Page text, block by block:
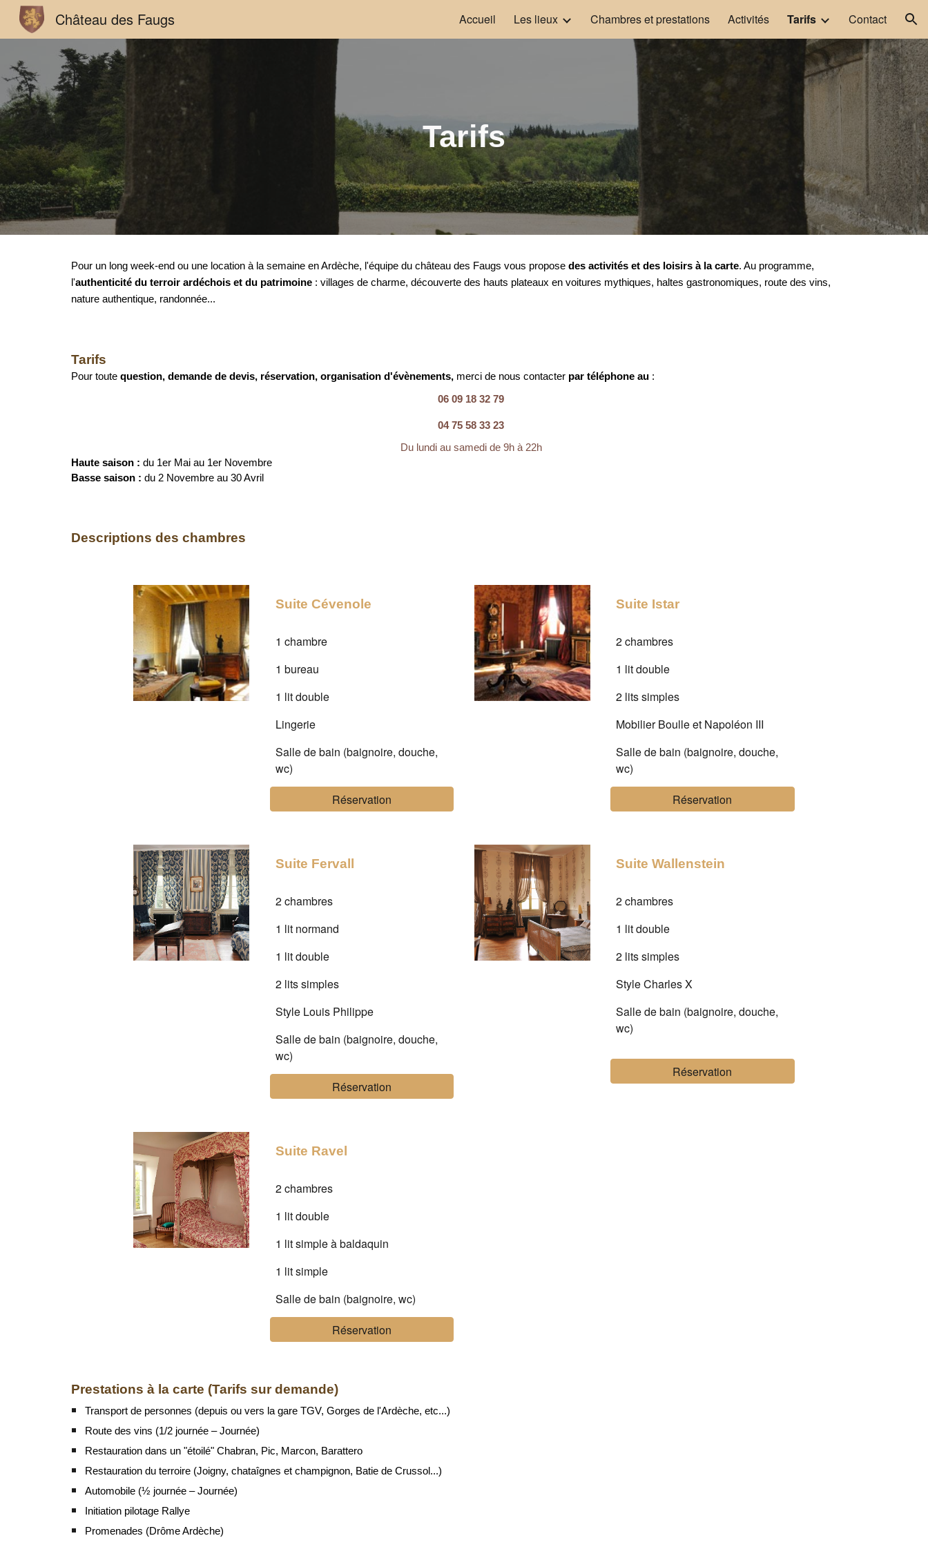
Skip to navigation
Château des Faugs Accueil Les lieux Chambres et prestations Activités Tarifs Contact
Tarifs
Pour un long week-end ou une location à la semaine en Ardèche, l'équipe du château des Faugs vous propose des activités et des loisirs à la carte. Au programme,
l'authenticité du terroir ardéchois et du patrimoine: villages de charme, découverte des hauts plateaux en voitures mythiques, haltes gastronomiques, route des vins,
nature authentique, randonnée...
Tarifs
Pour toute question, demande de devis, réservation, organisation d'évènements,merci de nous contacter par téléphone au:
06 09 18 32 79
04 75 58 33 23
Du lundi au samedi de 9h à 22h
Haute saison : du 1er Mai au 1er Novembre
Basse saison : du 2 Novembre au 30 Avril
Descriptions des chambres
Suite Cévenole
1 chambre
1 bureau
1 lit double
Lingerie
Salle de bain (baignoire, douche,
wc)
Réservation
Suite Istar
2 chambres
1 lit double
2 lits simples
Mobilier Boulle et Napoléon III
Salle de bain (baignoire, douche,
wc)
Réservation
Suite Fervall
2 chambres
1 lit normand
1 lit double
2 lits simples
Style Louis Philippe
Salle de bain (baignoire, douche,
wc)
Réservation
Suite Wallenstein
2 chambres
1 lit double
2 lits simples
Style Charles X
Salle de bain (baignoire, douche,
wc)
Réservation
Suite Ravel
2 chambres
1 lit double
1 lit simple à baldaquin
1 lit simple
Salle de bain (baignoire, wc)
Réservation
Prestations à la carte (Tarifs sur demande)
Transport de personnes (depuis ou vers la gare TGV, Gorges de l'Ardèche, etc...)
Route des vins (1/2 journée – Journée)
Restauration dans un "étoilé" Chabran, Pic, Marcon, Barattero
Restauration du terroire (Joigny, chataîgnes et champignon, Batie de Crussol...)
Automobile (½ journée – Journée)
Initiation pilotage Rallye
Promenades (Drôme Ardèche)